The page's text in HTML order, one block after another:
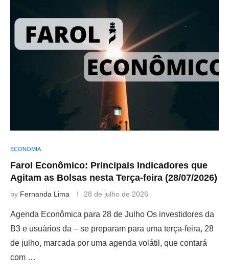
ECONOMIA
Farol Econômico: Principais Indicadores que
Agitam as Bolsas nesta Terça-feira (28/07/2026)
by Fernanda Lima 28 de julho de 2026
Agenda Econômica para 28 de Julho Os investidores da
B3 e usuários da – se preparam para uma terça-feira, 28
de julho, marcada por uma agenda volátil, que contará
com …